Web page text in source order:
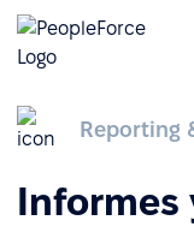
Reporting
Informes